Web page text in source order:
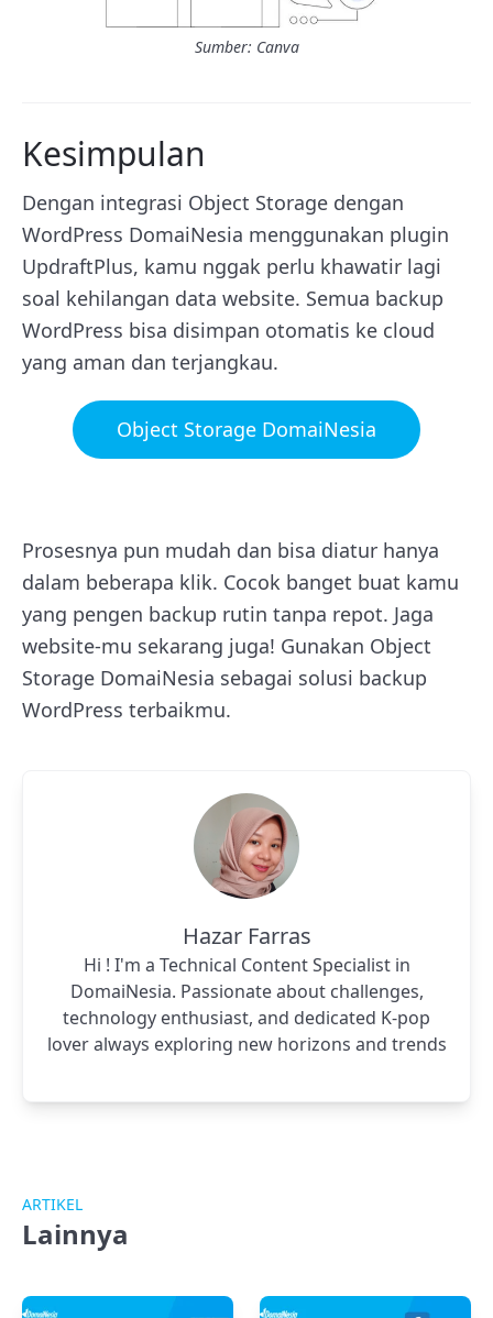
Sumber: Canva
Kesimpulan
Dengan integrasi Object Storage dengan
WordPress DomaiNesia menggunakan plugin
UpdraftPlus, kamu nggak perlu khawatir lagi
soal kehilangan data website. Semua backup
WordPress bisa disimpan otomatis ke cloud
yang aman dan terjangkau.
Object Storage DomaiNesia
Prosesnya pun mudah dan bisa diatur hanya
dalam beberapa klik. Cocok banget buat kamu
yang pengen backup rutin tanpa repot. Jaga
website-mu sekarang juga! Gunakan Object
Storage DomaiNesia sebagai solusi backup
WordPress terbaikmu.
Hazar Farras
Hi ! I'm a Technical Content Specialist in
DomaiNesia. Passionate about challenges,
technology enthusiast, and dedicated K-pop
lover always exploring new horizons and trends
ARTIKEL
Lainnya